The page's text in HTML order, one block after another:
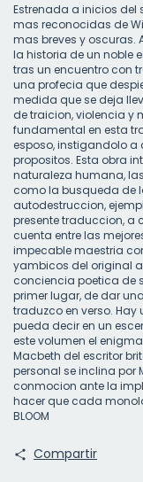
Estrenada a inicios del
mas reconocidas de
mas breves y oscuras.
la historia de un noble
tras un encuentro con
una profecia que
medida que se deja
de traicion, violencia y
fundamental en esta
esposo, instigandolo
propositos. Esta obra
naturaleza humana,
como la busqueda de
autodestruccion,
presente traduccion, a
cuenta entre las
impecable maestria
yambicos del original
conciencia poetica de
primer lugar, de dar
traduzco en verso. Hay
pueda decir en un
este volumen el
Macbeth del escritor
personal se inclina por
conmocion ante la
hacer que cada
BLOOM
Compartir